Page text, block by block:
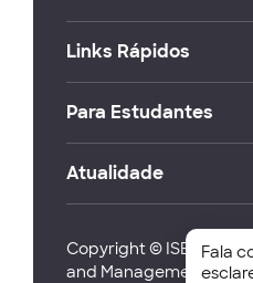
Links Rápidos
Para Estudantes
Atualidade
Copyright © ISEG
and Management 2026
Fala